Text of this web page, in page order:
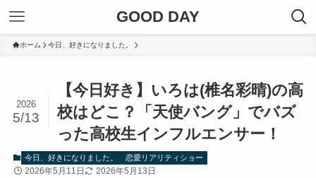
GOOD DAY
ホーム 今日、好きになりました。
【今日好き】いろは(椎名彩晴)の高
校はどこ？「天使バング」でバズ
った高校生インフルエンサー！
2026
5/13
今日、好きになりました。 恋愛リアリティショー
2026年5月11日 2026年5月13日